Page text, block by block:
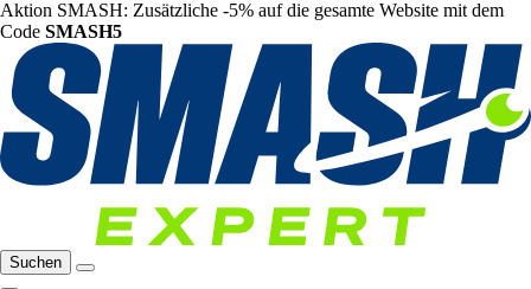
Aktion SMASH: Zusätzliche -5% auf die gesamte Website mit dem
Code SMASH5
Suchen